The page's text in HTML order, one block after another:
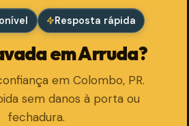
Resposta rápida
em Arruda?
em Colombo, PR.
sem danos à porta ou
fechadura.